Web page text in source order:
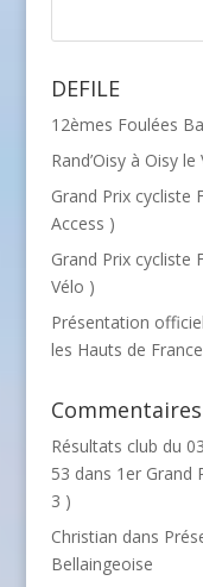
DEFILE
12èmes Foulées
Rand’Oisy à Oisy le
Grand Prix cycliste
Access )
Grand Prix cycliste
Vélo )
Présentation
les Hauts de
Résultats club du
53 dans 1er Grand
3 )
Christian dans
Bellaingeoise